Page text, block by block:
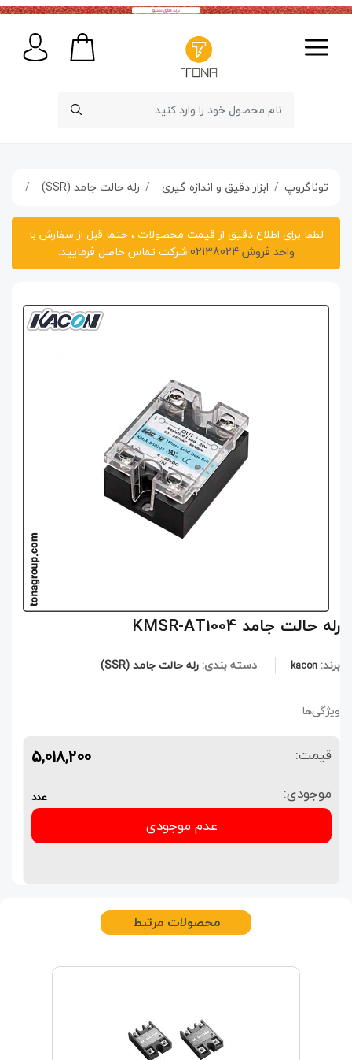
توناگروپ ابزار دقیق و اندازه گیری رله حالت جامد (SSR)
لطفا برای اطلاع دقیق از قیمت محصولات ، حتما قبل از سفارش با
واحد فروش 02138024
شرکت تماس حاصل فرمایید.
رله حالت جامد KMSR-AT1004
برند: kacon دسته بندی: رله حالت جامد (SSR)
ویژگی‌ها
قیمت: 5,018,200
موجودی: عدد
عدم موجودی
محصولات مرتبط